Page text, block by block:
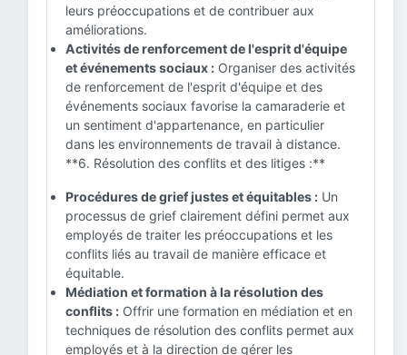
leurs préoccupations et de contribuer aux
améliorations.
Activités de renforcement de l'esprit d'équipe
et événements sociaux : Organiser des activités
de renforcement de l'esprit d'équipe et des
événements sociaux favorise la camaraderie et
un sentiment d'appartenance, en particulier
dans les environnements de travail à distance.
**6. Résolution des conflits et des litiges :**
Procédures de grief justes et équitables : Un
processus de grief clairement défini permet aux
employés de traiter les préoccupations et les
conflits liés au travail de manière efficace et
équitable.
Médiation et formation à la résolution des
conflits : Offrir une formation en médiation et en
techniques de résolution des conflits permet aux
employés et à la direction de gérer les